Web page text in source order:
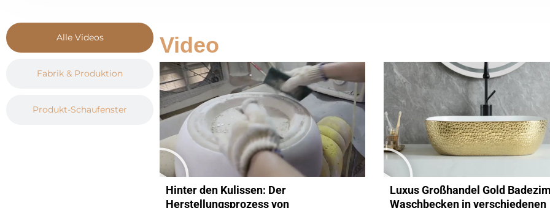
Alle Videos
Fabrik & Produktion
Produkt-Schaufenster
Video
Hinter den Kulissen: Der
Herstellungsprozess von
Luxus Großhandel Gold
Waschbecken in verschiedenen